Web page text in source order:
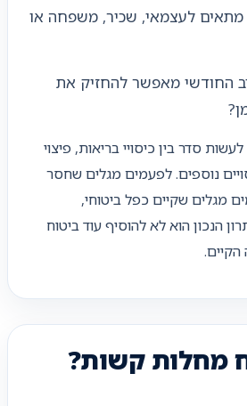
מתאים לעצמאי, שכיר, משפחה או
החודשי מאפשר להחזיק את
סדר בין כיסויי בריאות, פיצוי
נוספים. לפעמים מגלים שחסר
מגלים שקיים כפל ביטוחי,
הנכון הוא לא להוסיף עוד ביטוח
מחלות קשות?